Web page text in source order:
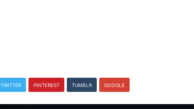
TWITTER PINTEREST TUMBLR GOOGLE